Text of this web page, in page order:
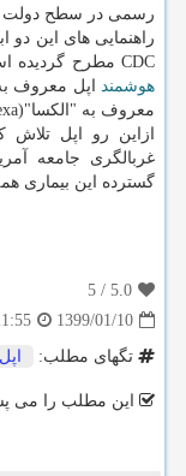
رسمی در سطح دولت
راهنمایی های این
CDC مطرح گردیده است. این سفارش ها حالا از راه دستیار صوتی
هوشمند
معروف به "الكسا"(Alexa) در دسترس می باشد.
ازاین رو اپل تلاش
غربالگری جامعه
گسترده این بیماری همه
5.0
/
5
1399/01/10
تگهای مطلب:
اپل
این مطلب را می